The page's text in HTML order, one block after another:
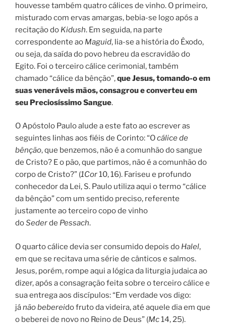
houvesse também quatro cálices de vinho. O primeiro,
misturado com ervas amargas, bebia-se logo após a
recitação do Kidush. Em seguida, na parte
correspondente ao Maguid, lia-se a história do Êxodo,
ou seja, da saída do povo hebreu da escravidão do
Egito. Foi o terceiro cálice cerimonial, também
chamado “cálice da bênção”,que Jesus, tomando-o em
suas veneráveis mãos, consagrou e converteu em
seu Preciosíssimo Sangue.
O Apóstolo Paulo alude a este fato ao escrever as
seguintes linhas aos fiéis de Corinto: “Ocálice de
bênção, que benzemos, não é a comunhão do sangue
de Cristo? E o pão, que partimos, não é a comunhão do
corpo de Cristo?” (1Cor10, 16). Fariseu e profundo
conhecedor da Lei, S. Paulo utiliza aqui o termo “cálice
da bênção” com um sentido preciso, referente
justamente ao terceiro copo de vinho
doSederde Pessach.
O quarto cálice devia ser consumido depois do Halel,
em que se recitava uma série de cânticos e salmos.
Jesus, porém, rompe aqui a lógica da liturgia judaica ao
dizer, após a consagração feita sobre o terceiro cálice e
sua entrega aos discípulos: “Em verdade vos digo:
jánão bebereido fruto da videira, até aquele dia em que
o beberei de novo no Reino de Deus” (Mc14, 25).